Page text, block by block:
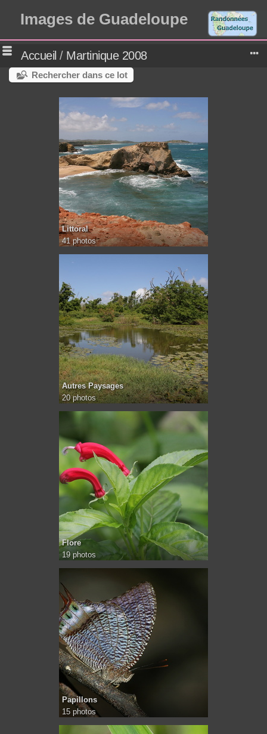
Images de Guadeloupe
Accueil / Martinique 2008
Rechercher dans ce lot
Littoral
41 photos
Autres Paysages
20 photos
Flore
19 photos
Papillons
15 photos